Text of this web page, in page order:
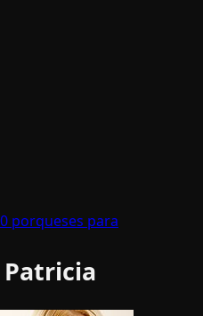
0 porqueses para
Patricia